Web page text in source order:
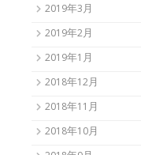
2019年3月
2019年2月
2019年1月
2018年12月
2018年11月
2018年10月